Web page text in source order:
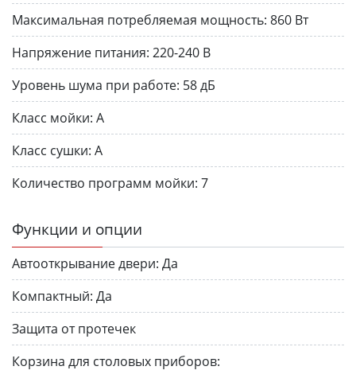
Максимальная потребляемая мощность: 860 Вт
Напряжение питания: 220-240 В
Уровень шума при работе: 58 дБ
Класс мойки: А
Класс сушки: А
Количество программ мойки: 7
Функции и опции
Автооткрывание двери: Да
Компактный: Да
Защита от протечек
Корзина для столовых приборов: